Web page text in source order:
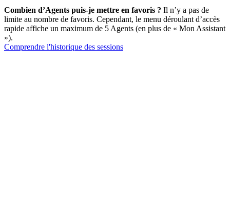
Combien d’Agents puis-je mettre en favoris ? Il n’y a pas de
limite au nombre de favoris. Cependant, le menu déroulant d’accès
rapide affiche un maximum de 5 Agents (en plus de « Mon Assistant
»).
Comprendre l'historique des sessions